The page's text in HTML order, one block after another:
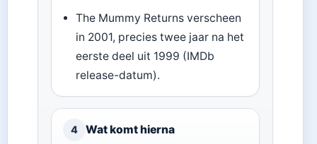
The Mummy Returns verscheen
in 2001, precies twee jaar na het
eerste deel uit 1999 (IMDb
release-datum).
4 Wat komt hierna